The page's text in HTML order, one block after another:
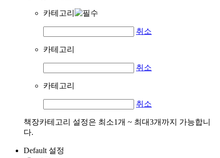
카테고리
취소
카테고리
취소
카테고리
취소
책장카테고리 설정은 최소1개 ~ 최대3개까지 가능합니
다.
Default 설정